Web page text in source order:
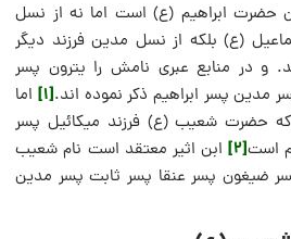
حضرت ابراهیم (ع) است اما نه از نسل
(ع) بلکه از نسل مدین فرزند دیگر
و در منابع عبری نامش را یترون پسر
مدین پسر ابراهیم ذکر نموده اند.[1]
اما
حضرت شعیب (ع) فرزند میکائیل پسر
است[2] ابن اثیر معتقد است نام شعیب
ضیغون پسر عنقا پسر ثابت پسر مدین